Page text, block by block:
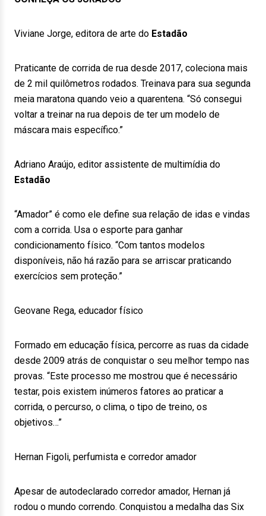
Viviane Jorge, editora de arte do Estadão
Praticante de corrida de rua desde 2017, coleciona mais
de 2 mil quilômetros rodados. Treinava para sua segunda
meia maratona quando veio a quarentena. “Só consegui
voltar a treinar na rua depois de ter um modelo de
máscara mais específico.”
Adriano Araújo, editor assistente de multimídia do
Estadão
“Amador” é como ele define sua relação de idas e vindas
com a corrida. Usa o esporte para ganhar
condicionamento físico. “Com tantos modelos
disponíveis, não há razão para se arriscar praticando
exercícios sem proteção.”
Geovane Rega, educador físico
Formado em educação física, percorre as ruas da cidade
desde 2009 atrás de conquistar o seu melhor tempo nas
provas. “Este processo me mostrou que é necessário
testar, pois existem inúmeros fatores ao praticar a
corrida, o percurso, o clima, o tipo de treino, os
objetivos…”
Hernan Figoli, perfumista e corredor amador
Apesar de autodeclarado corredor amador, Hernan já
rodou o mundo correndo. Conquistou a medalha das Six